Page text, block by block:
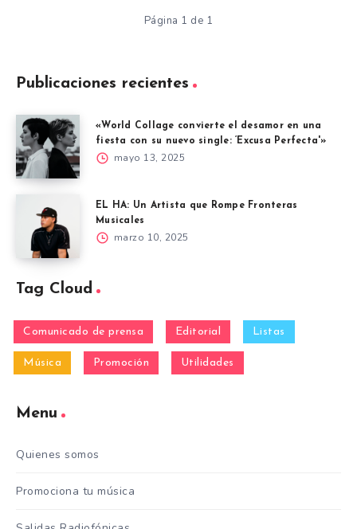
Página 1 de 1
Publicaciones recientes
«World Collage convierte el desamor en una
fiesta con su nuevo single: ‘Excusa Perfecta'»
mayo 13, 2025
EL HA: Un Artista que Rompe Fronteras
Musicales
marzo 10, 2025
Tag Cloud
Comunicado de prensa Editorial Listas
Música Promoción Utilidades
Menu
Quienes somos
Promociona tu música